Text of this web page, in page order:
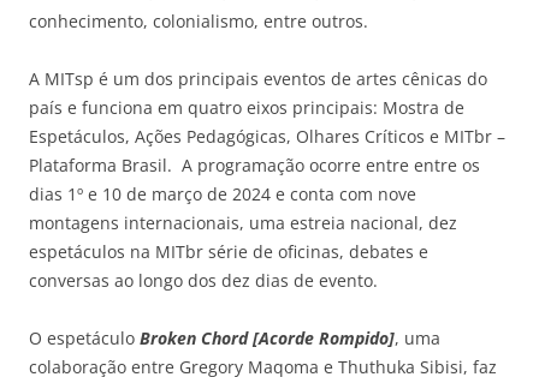
conhecimento, colonialismo, entre outros.
A MITsp é um dos principais eventos de artes cênicas do
país e funciona em quatro eixos principais: Mostra de
Espetáculos, Ações Pedagógicas, Olhares Críticos e MITbr –
Plataforma Brasil. A programação ocorre entre entre os
dias 1º e 10 de março de 2024 e conta com nove
montagens internacionais, uma estreia nacional, dez
espetáculos na MITbr série de oficinas, debates e
conversas ao longo dos dez dias de evento.
O espetáculo Broken Chord [Acorde Rompido], uma
colaboração entre Gregory Maqoma e Thuthuka Sibisi, faz